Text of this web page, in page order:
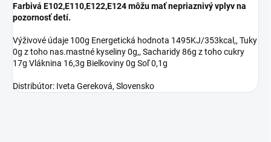
Farbivá E102,E110,E122,E124 môžu mať nepriaznivý vplyv na
pozornosť detí.
Výživové údaje 100g Energetická hodnota 1495KJ/353kcal,, Tuky
0g z toho nas.mastné kyseliny 0g,, Sacharidy 86g z toho cukry
17g Vláknina 16,3g Bielkoviny 0g Soľ 0,1g
Distribútor: Iveta Gereková, Slovensko